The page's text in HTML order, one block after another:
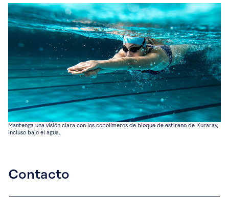
Mantenga una visión clara con los copolímeros de bloque de estireno de Kuraray,
incluso bajo el agua.
Contacto